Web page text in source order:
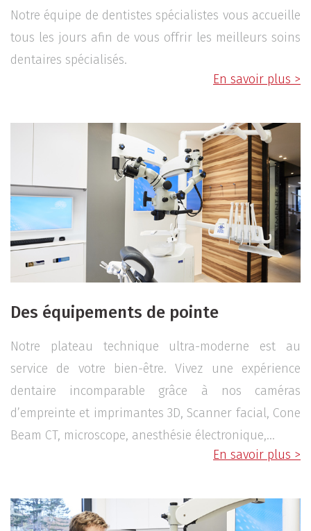
Notre équipe de dentistes spécialistes vous accueille
tous les jours afin de vous offrir les meilleurs soins
dentaires spécialisés.
En savoir plus >
Des équipements de pointe
Notre plateau technique ultra-moderne est au
service de votre bien-être. Vivez une expérience
dentaire incomparable grâce à nos caméras
d’empreinte et imprimantes 3D, Scanner facial, Cone
Beam CT, microscope, anesthésie électronique,…
En savoir plus >